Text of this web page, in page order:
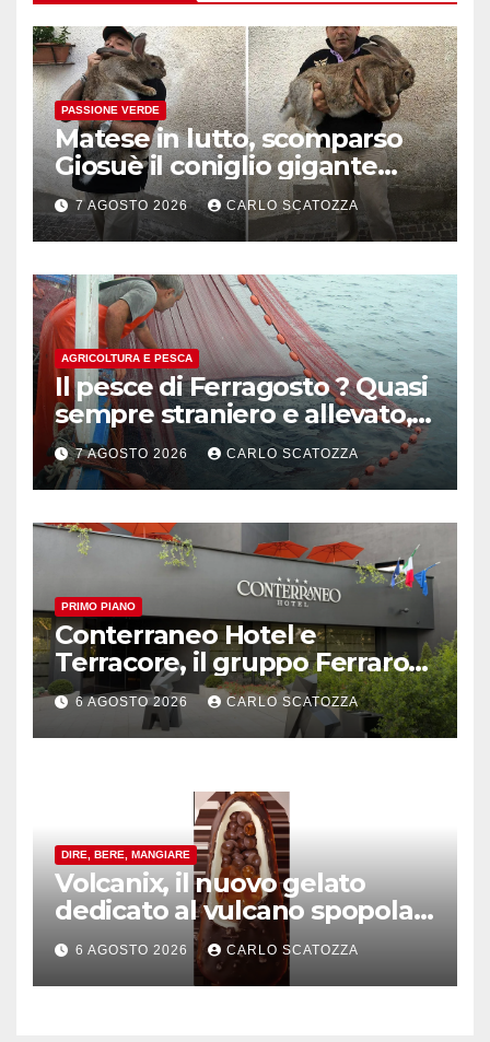
PASSIONE VERDE
Matese in lutto, scomparso
Giosuè il coniglio gigante
pluripremiato
7 AGOSTO 2026 CARLO SCATOZZA
AGRICOLTURA E PESCA
Il pesce di Ferragosto ? Quasi
sempre straniero e allevato,
in sofferenza
7 AGOSTO 2026 CARLO SCATOZZA
PRIMO PIANO
Conterraneo Hotel e
Terracore, il gruppo Ferraro
amplia l’ ospitalità e il gusto
alle porte di Caserta
6 AGOSTO 2026 CARLO SCATOZZA
DIRE, BERE, MANGIARE
Volcanix, il nuovo gelato
dedicato al vulcano spopola,
è nato a Caivano
6 AGOSTO 2026 CARLO SCATOZZA